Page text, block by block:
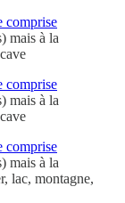
comprise
mais à la
comprise
mais à la
comprise
mais à la
lac, montagne,